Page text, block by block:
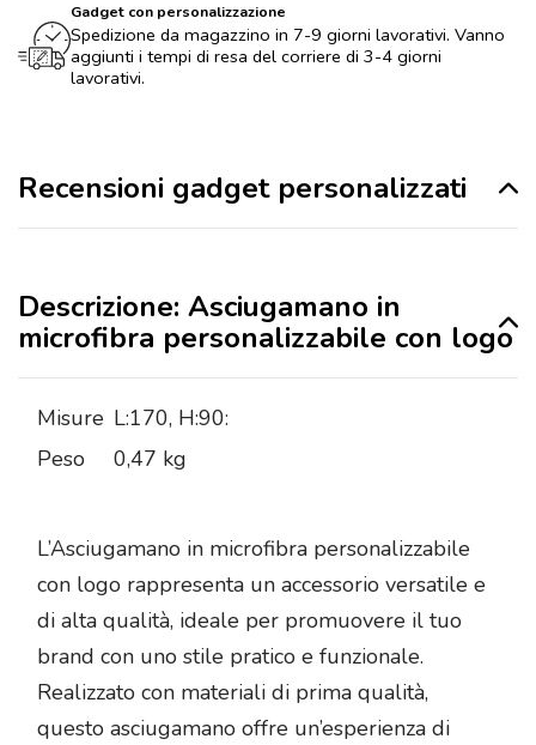
Gadget con personalizzazione
Spedizione da magazzino in 7-9 giorni lavorativi. Vanno
aggiunti i tempi di resa del corriere di 3-4 giorni
lavorativi.
Recensioni gadget personalizzati
Descrizione: Asciugamano in
microfibra personalizzabile con logo
Misure L:170, H:90:
Peso
0,47 kg
L’Asciugamano in microfibra personalizzabile
con logo rappresenta un accessorio versatile e
di alta qualità, ideale per promuovere il tuo
brand con uno stile pratico e funzionale.
Realizzato con materiali di prima qualità,
questo asciugamano offre un’esperienza di